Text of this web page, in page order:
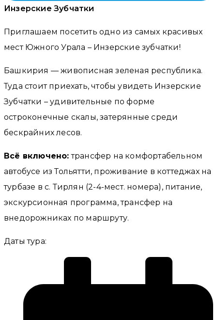
Инзерские Зубчатки
Приглашаем посетить одно из самых красивых
мест Южного Урала – Инзерские зубчатки!
Башкирия — живописная зеленая республика.
Туда стоит приехать, чтобы увидеть Инзерские
Зубчатки – удивительные по форме
остроконечные скалы, затерянные среди
бескрайних лесов.
Всё включено: трансфер на комфортабельном
автобусе из Тольятти, проживание в коттеджах на
турбазе в с. Тирлян (2-4-мест. номера), питание,
экскурсионная программа, трансфер на
внедорожниках по маршруту.
Даты тура: